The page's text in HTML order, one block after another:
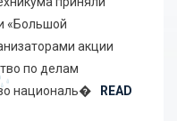
«Большой
акции
по делам
националь�
READ